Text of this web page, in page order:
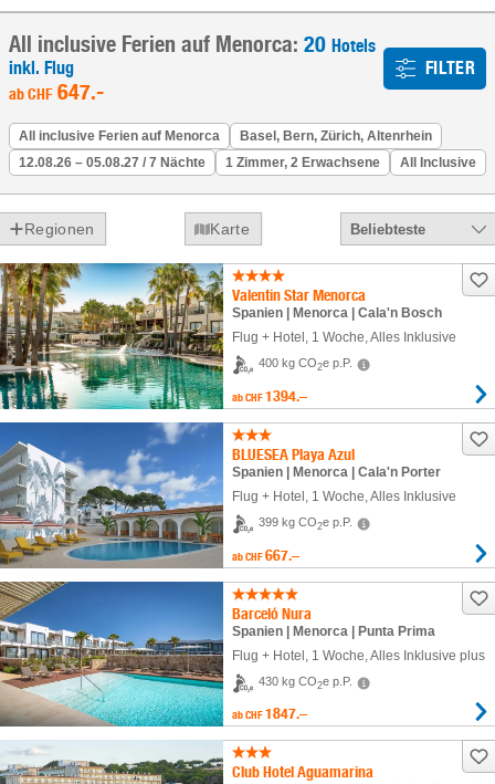
All inclusive Ferien auf Menorca: 20 Hotels
inkl. Flug
abCHF 647.-
FILTER
All inclusive Ferien auf Menorca
Basel, Bern, Zürich, Altenrhein
12.08.26 – 05.08.27 / 7 Nächte
1 Zimmer, 2 Erwachsene All Inclusive
Regionen Karte Beliebteste
Valentin Star Menorca
Spanien | Menorca | Cala'n Bosch
Flug + Hotel , 1 Woche, Alles Inklusive
400 kg CO2e p.P.
ab CHF 1394.–
BLUESEA Playa Azul
Spanien | Menorca | Cala'n Porter
Flug + Hotel 1 Woche , Alles Inklusive
399 kg CO2e p.P.
ab CHF 667.–
Barceló Nura
Spanien | Menorca | Punta Prima
Flug + Hotel 1 Woche , Alles Inklusive plus
430 kg CO2e p.P.
ab CHF 1847.–
Club Hotel Aguamarina